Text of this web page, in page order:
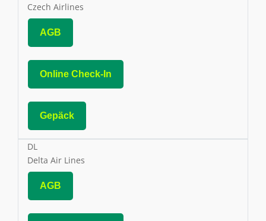
Czech Airlines
AGB
Online Check-In
Gepäck
DL
Delta Air Lines
AGB